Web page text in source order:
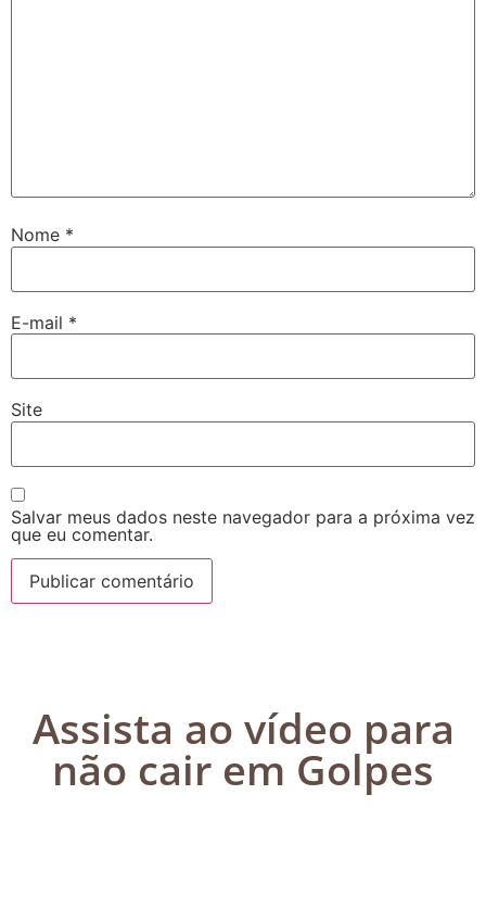
Nome *
E-mail *
Site
Salvar meus dados neste navegador para a próxima vez
que eu comentar.
Assista ao vídeo para
não cair em Golpes